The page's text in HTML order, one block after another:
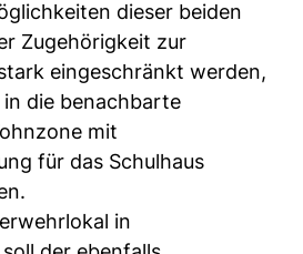
dieser beiden
Zugehörigkeit zur
eingeschränkt werden,
die benachbarte
mit
für das Schulhaus
in